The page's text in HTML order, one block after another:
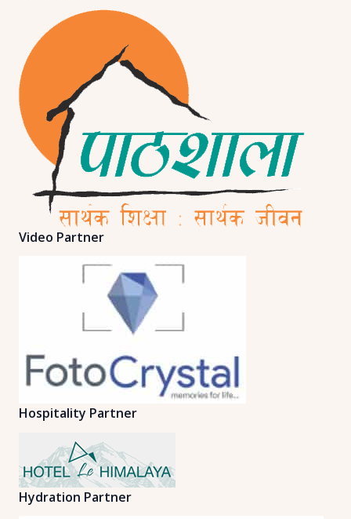
Video Partner
Hospitality Partner
Hydration Partner